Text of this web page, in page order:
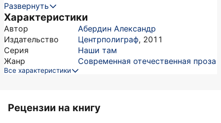
Развернуть
Характеристики
Автор
Абердин Александр
Издательство
Центрполиграф, 2011
Серия
Наши там
Жанр
Современная отечественная проза
Все характеристики
Рецензии на книгу